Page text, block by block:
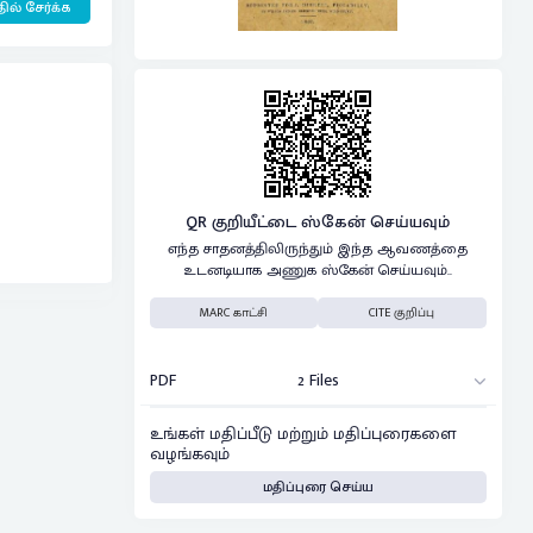
சேர்க்க
QR குறியீட்டை ஸ்கேன் செய்யவும்
எந்த சாதனத்திலிருந்தும் இந்த ஆவணத்தை
உடனடியாக அணுக ஸ்கேன் செய்யவும்..
MARC காட்சி CITE குறிப்பு
PDF 2 Files
உங்கள் மதிப்பீடு மற்றும் மதிப்புரைகளை
வழங்கவும்
மதிப்புரை செய்ய